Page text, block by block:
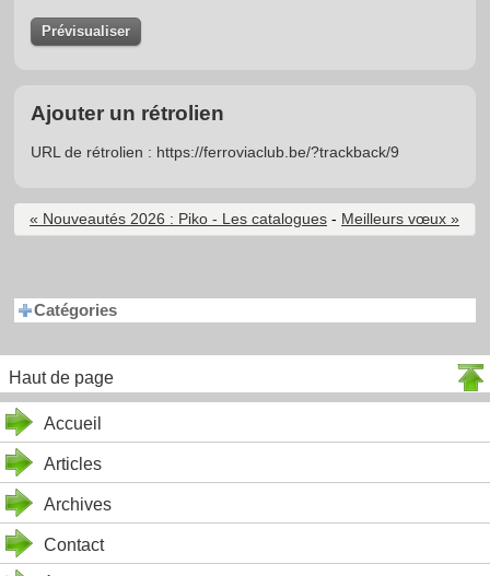
Ajouter un rétrolien
URL de rétrolien : https://ferroviaclub.be/?trackback/9
« Nouveautés 2026 : Piko - Les catalogues - Meilleurs vœux »
Catégories
Haut de page
Accueil
Articles
Archives
Contact